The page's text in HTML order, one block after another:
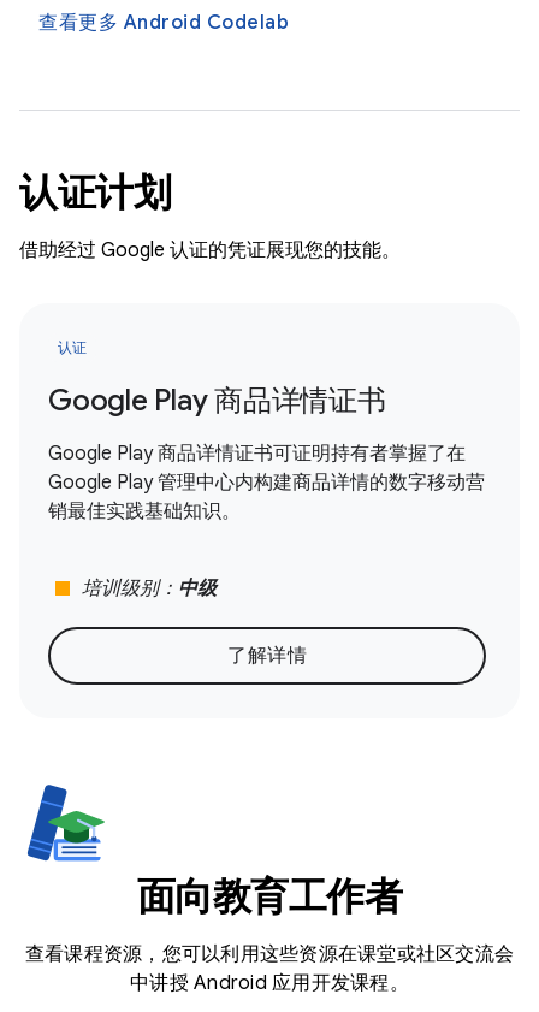
查看更多 Android Codelab
认证计划
借助经过 Google 认证的凭证展现您的技能。
认证
Google Play 商品详情证书
Google Play 商品详情证书可证明持有者掌握了在
Google Play 管理中心内构建商品详情的数字移动营
销最佳实践基础知识。
stop 培训级别： 中级
了解详情
面向教育工作者
查看课程资源，您可以利用这些资源在课堂或社区交流会
中讲授 Android 应用开发课程。